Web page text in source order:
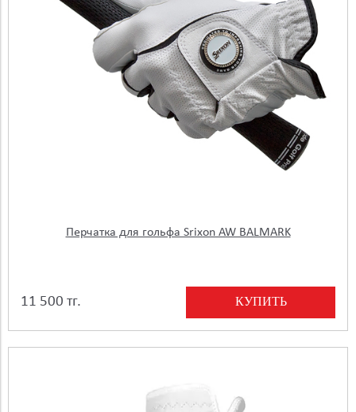
Перчатка для гольфа Srixon AW BALMARK
11 500 тг. КУПИТЬ